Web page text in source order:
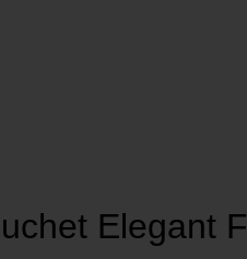
Elegant